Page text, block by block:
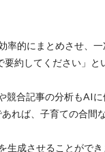
率的にまとめさせ、
約してください」と
競合記事の分析もAI
れば、子育ての合間
生成させることがで